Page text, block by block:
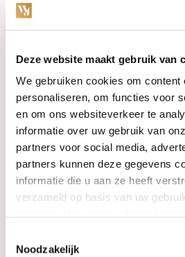
Deze website maakt gebruik van
We gebruiken cookies om content
personaliseren, om functies voor
en om ons websiteverkeer te
informatie over uw gebruik van
partners voor social media,
partners kunnen deze gegevens
informatie die u aan ze heeft
verzameld op basis van uw
Noodzakelijk
In stock
Blush Armband 14k
geelgoud met zirkonia
2167YZI
€319,00